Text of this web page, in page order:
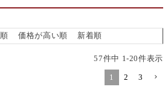
価格が高い順 新着順
57件中 1-20件表示
1 2 3